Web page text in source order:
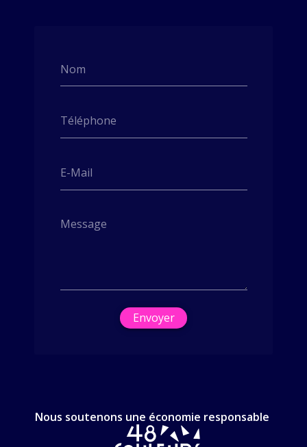
Nom
Téléphone
E-Mail
Message
Envoyer
Nous soutenons une économie responsable